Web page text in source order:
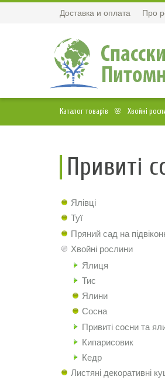
Доставка и оплата Про
Каталог товарів Хвойні
Привиті
Ялівці
Туї
Пряний сад на
Хвойні рослини
Ялиця
Тис
Ялини
Сосна
Привиті сосни та
Кипарисовик
Кедр
Листяні декоративні